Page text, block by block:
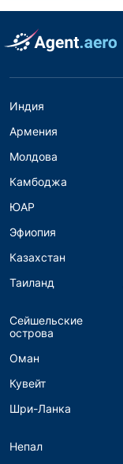
Индия
Армения
Молдова
Камбоджа
ЮАР
Эфиопия
Казахстан
Таиланд
Сейшельские
острова
Оман
Кувейт
Шри-Ланка
Непал